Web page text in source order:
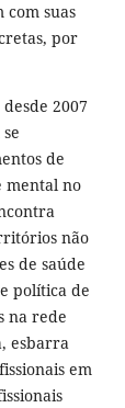
com suas
por
2007
de
mental no
não
de saúde
política de
na rede
esbarra
em